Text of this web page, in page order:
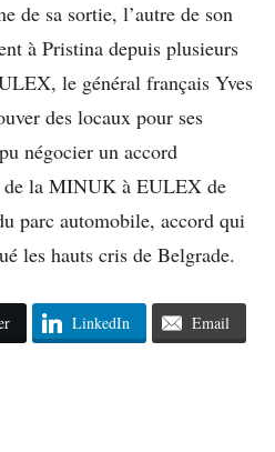
de sa sortie, l’autre de son
à Pristina depuis plusieurs
le général français Yves
des locaux pour ses
négocier un accord
de la MINUK à EULEX de
parc automobile, accord qui
les hauts cris de Belgrade.
LinkedIn Email